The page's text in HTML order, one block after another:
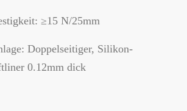
≥15 N/25mm
Doppelseitiger, Silikon-
0.12mm dick